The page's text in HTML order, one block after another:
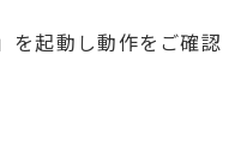
を起動し動作をご確認